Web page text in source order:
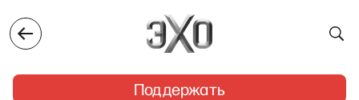
Поддержать